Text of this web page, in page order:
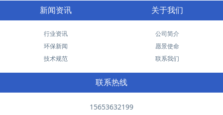
新闻资讯
行业资讯
环保新闻
技术规范
关于我们
公司简介
愿景使命
联系我们
联系热线
15653632199